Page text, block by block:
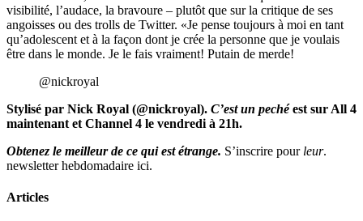
visibilité, l’audace, la bravoure – plutôt que sur la critique de ses
angoisses ou des trolls de Twitter. «Je pense toujours à moi en tant
qu’adolescent et à la façon dont je crée la personne que je voulais
être dans le monde. Je le fais vraiment! Putain de merde!
@nickroyal
Stylisé par Nick Royal (@nickroyal). C’est un peché est sur All 4
maintenant et Channel 4 le vendredi à 21h.
Obtenez le meilleur de ce qui est étrange. S’inscrire pour leur.
newsletter hebdomadaire ici.
Articles